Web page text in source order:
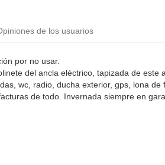
de los usuarios
por no usar.
del ancla eléctrico, tapizada de este
wc, radio, ducha exterior, gps, lona
de todo. Invernada siempre en